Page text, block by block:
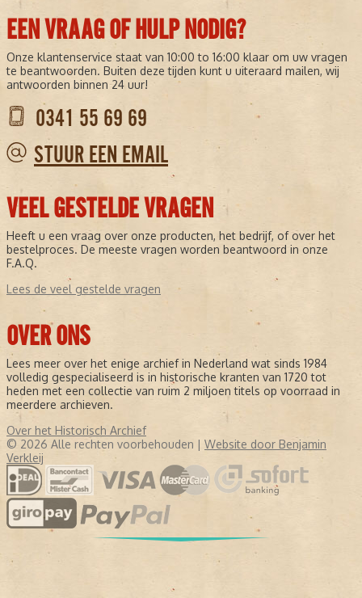
EEN VRAAG OF HULP NODIG?
Onze klantenservice staat van 10:00 to 16:00 klaar om uw vragen
te beantwoorden. Buiten deze tijden kunt u uiteraard mailen, wij
antwoorden binnen 24 uur!
0341 55 69 69
STUUR EEN EMAIL
VEEL GESTELDE VRAGEN
Heeft u een vraag over onze producten, het bedrijf, of over het
bestelproces. De meeste vragen worden beantwoord in onze
F.A.Q.
Lees de veel gestelde vragen
OVER ONS
Lees meer over het enige archief in Nederland wat sinds 1984
volledig gespecialiseerd is in historische kranten van 1720 tot
heden met een collectie van ruim 2 miljoen titels op voorraad in
meerdere archieven.
Over het Historisch Archief
© 2026 Alle rechten voorbehouden | Website door Benjamin
Verkleij